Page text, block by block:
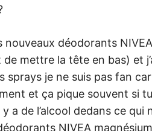
nouveaux déodorants
mettre la tête en bas) et
sprays je ne suis pas fan
et ça pique souvent si
a de l’alcool dedans ce qui
NIVEA